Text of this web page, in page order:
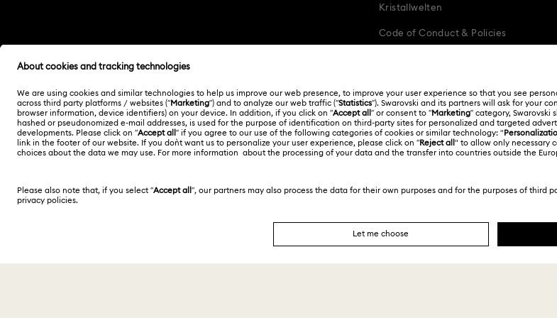
Regalos románticos
Kristallwelten
Code of Conduct & Policies
Otros países/regiones English Deutsch Español Français
Copyright ⓒ 2026 Swarovski. Todos los derechos
reservados.